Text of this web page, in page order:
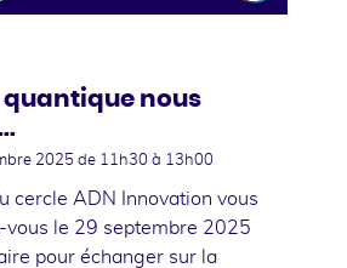
quantique nous
2025 de 11h30 à 13h00
cercle ADN Innovation vous
vous le 29 septembre 2025
pour échanger sur la